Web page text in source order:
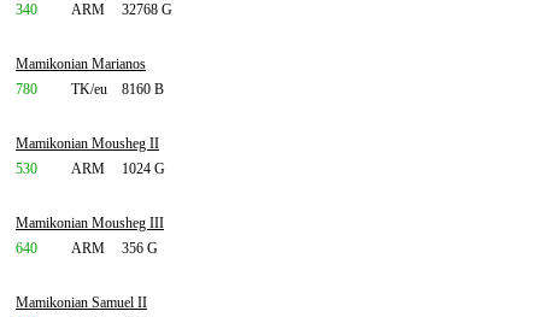
340
ARM 32768 G
Mamikonian Marianos
780
TK/eu 8160 B
Mamikonian Mousheg II
530
ARM 1024 G
Mamikonian Mousheg III
640
ARM 356 G
Mamikonian Samuel II